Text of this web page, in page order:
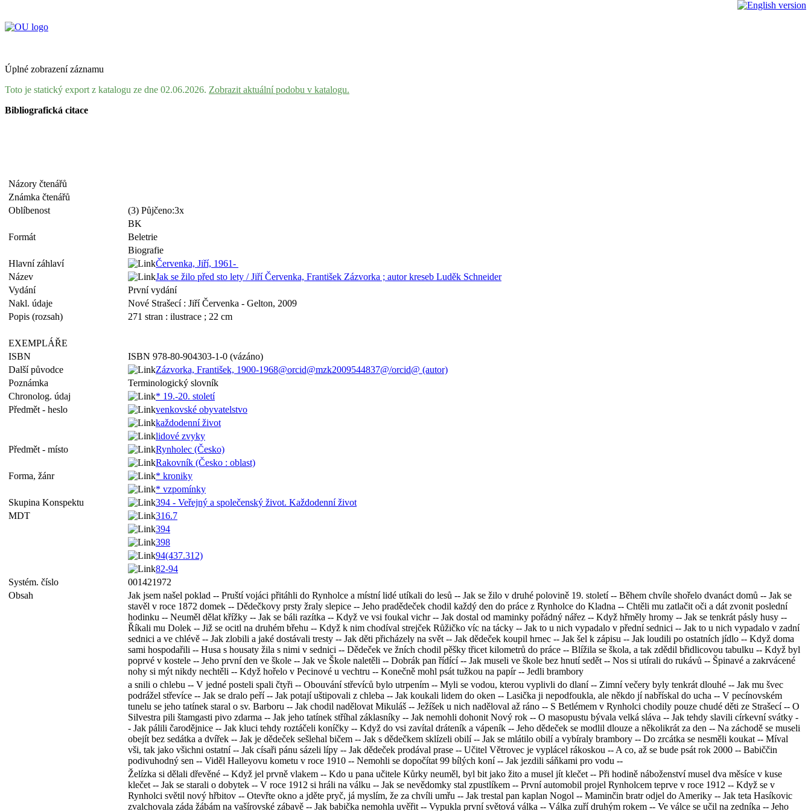
Úplné zobrazení záznamu
Toto je statický export z katalogu ze dne 02.06.2026. Zobrazit aktuální podobu v katalogu.
Bibliografická citace
Názory čtenářů
Známka čtenářů
Oblíbenost
(3) Půjčeno:3x
BK
Formát
Beletrie
Biografie
Hlavní záhlaví
Červenka, Jiří, 1961-
Název
Jak se žilo před sto lety / Jiří Červenka, František Zázvorka ; autor kreseb Luděk Schneider
Vydání
První vydání
Nakl. údaje
Nové Strašecí : Jiří Červenka - Gelton, 2009
Popis (rozsah)
271 stran : ilustrace ; 22 cm
EXEMPLÁŘE
ISBN
ISBN 978-80-904303-1-0 (vázáno)
Další původce
Zázvorka, František, 1900-1968@orcid@mzk2009544837@/orcid@ (autor)
Poznámka
Terminologický slovník
Chronolog. údaj
* 19.-20. století
Předmět - heslo
venkovské obyvatelstvo
každodenní život
lidové zvyky
Předmět - místo
Rynholec (Česko)
Rakovník (Česko : oblast)
Forma, žánr
* kroniky
* vzpomínky
Skupina Konspektu
394 - Veřejný a společenský život. Každodenní život
MDT
316.7
394
398
94(437.312)
82-94
Systém. číslo
001421972
Obsah
Jak jsem našel poklad -- Pruští vojáci přitáhli do Rynholce a místní lidé utíkali do lesů -- Jak se žilo v druhé polovině 19. století -- Během chvíle shořelo dvanáct domů -- Jak se
stavěl v roce 1872 domek -- Dědečkovy prsty žraly slepice -- Jeho pradědeček chodil každý den do práce z Rynholce do Kladna -- Chtěli mu zatlačit oči a dát zvonit poslední
hodinku -- Neuměl dělat křížky -- Jak se báli razítka -- Když ve vsi foukal vichr -- Jak dostal od maminky pořádný nářez -- Když hřměly hromy -- Jak se tenkrát pásly husy --
Říkali mu Dolek -- Již se ocitl na druhém břehu -- Když k nim chodíval strejček Růžičko víc na tácky -- Jak to u nich vypadalo v přední sednici -- Jak to u nich vypadalo v zadní
sednici a ve chlévě -- Jak zlobili a jaké dostávali tresty -- Jak děti přicházely na svět -- Jak dědeček koupil hrnec -- Jak šel k zápisu -- Jak loudili po ostatních jídlo -- Když doma
sami hospodařili -- Husa s housaty žila s nimi v sednici -- Dědeček ve žních chodil pěšky třicet kilometrů do práce -- Blížila se škola, a tak zdědil břidlicovou tabulku -- Když byl
poprvé v kostele -- Jeho první den ve škole -- Jak ve Škole naletěli -- Dobrák pan řídící -- Jak museli ve škole bez hnutí sedět -- Nos si utírali do rukávů -- Špinavé a zakrvácené
nohy si mýt nikdy nechtěli -- Když hořelo v Pecinové u vechtru -- Konečně mohl psát tužkou na papír -- Jedli brambory
a snili o chlebu -- V jedné posteli spali čtyři -- Obouvání střevíců bylo utrpením -- Myli se vodou, kterou vyplivli do dlaní -- Zimní večery byly tenkrát dlouhé -- Jak mu švec
podrážel střevíce -- Jak se dralo peří -- Jak potají uštipovali z chleba -- Jak koukali lidem do oken -- Lasička ji nepodfoukla, ale někdo jí nabřískal do ucha -- V pecínovském
tunelu se jeho tatínek staral o sv. Barboru -- Jak chodil nadělovat Mikuláš -- Ježíšek u nich naděloval až ráno -- S Betlémem v Rynholci chodily pouze chudé děti ze Strašecí -- O
Silvestra pili štamgasti pivo zdarma -- Jak jeho tatínek stříhal záklasníky -- Jak nemohli dohonit Nový rok -- O masopustu bývala velká sláva -- Jak tehdy slavili církevní svátky -
- Jak pálili čarodějnice -- Jak kluci tehdy roztáčeli koníčky -- Když do vsi zavítal dráteník a vápeník -- Jeho dědeček se modlil dlouze a několikrát za den -- Na záchodě se museli
obejít bez sedátka a dvířek -- Jak je dědeček sešlehal bičem -- Jak s dědečkem sklízeli obilí -- Jak se mlátilo obilí a vybíraly brambory -- Do zrcátka se nesměli koukat -- Míval
vši, tak jako všichni ostatní -- Jak císaři pánu sázeli lípy -- Jak dědeček prodával prase -- Učitel Větrovec je vyplácel rákoskou -- A co, až se bude psát rok 2000 -- Babiččin
podivuhodný sen -- Viděl Halleyovu kometu v roce 1910 -- Nemohli se dopočítat 99 bílých koní -- Jak jezdili sáňkami pro vodu --
Želízka si dělali dřevěné -- Když jel prvně vlakem -- Kdo u pana učitele Kůrky neuměl, byl bit jako žito a musel jít klečet -- Při hodině náboženství musel dva měsíce v kuse
klečet -- Jak se starali o dobytek -- V roce 1912 si hráli na válku -- Jak se nevědomky stal zpustlíkem -- První automobil projel Rynholcem teprve v roce 1912 -- Když se v
Rynholci světil nový hřbitov -- Otevřte okno a jděte pryč, já myslím, že za chvíli umřu -- Jak trestal pan kaplan Nogol -- Maminčin bratr odjel do Ameriky -- Jak teta Hasíkovic
zvalchovala záda žábám na vašírovské zábavě -- Jak babička nemohla uvěřit -- Vypukla první světová válka -- Válka zuří druhým rokem -- Ve válce se učil na zedníka -- Jeho